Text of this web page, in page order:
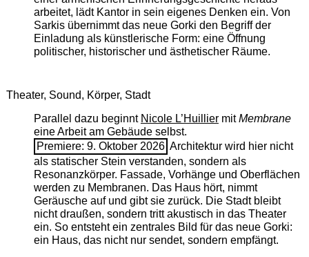
arbeitet, lädt Kantor in sein eigenes Denken ein. Von
Sarkis übernimmt das neue Gorki den Begriff der
Einladung als künstlerische Form: eine Öffnung
politischer, historischer und ästhetischer Räume.
Theater, Sound, Körper, Stadt
Parallel dazu beginnt Nicole L’Huilliermit ­Membrane
eine Arbeit am Gebäude selbst.
Premiere: 9. Oktober 2026 Architektur wird hier nicht
als statischer Stein verstanden, sondern als
Resonanzkörper. Fassade, Vorhänge und Oberflächen
werden zu Membranen. Das Haus hört, nimmt
Geräusche auf und gibt sie zurück. Die Stadt bleibt
nicht draußen, sondern tritt akustisch in das Theater
ein. So entsteht ein zentrales Bild für das neue Gorki:
ein Haus, das nicht nur sendet, sondern empfängt.